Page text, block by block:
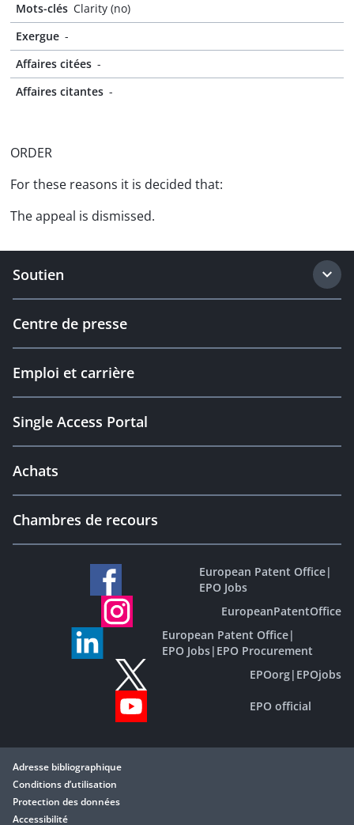
Mots-clés Clarity (no)
Exergue -
Affaires citées -
Affaires citantes -
ORDER
For these reasons it is decided that:
The appeal is dismissed.
Soutien
Centre de presse
Emploi et carrière
Single Access Portal
Achats
Chambres de recours
European Patent Office|
EPO Jobs
EuropeanPatentOffice
European Patent Office|
EPO Jobs| EPO Procurement
EPOorg| EPOjobs
EPO official
Adresse bibliographique
Conditions d’utilisation
Protection des données
Accessibilité